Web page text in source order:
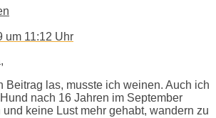
um 11:12 Uhr
Beitrag las, musste ich weinen. Auch ich
nach 16 Jahren im September
und keine Lust mehr gehabt, wandern zu